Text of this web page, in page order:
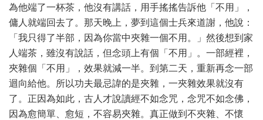
為他端了一杯茶，他沒有講話，用手搖搖告訴他「不用」，
傭人就端回去了。那天晚上，夢到這個士兵來道謝，他說：
「我只得了半部，因為你當中夾雜一個不用。」然後想到家
人端茶，雖沒有說話，但念頭上有個「不用」。一部經裡，
夾雜個「不用」，效果就減一半。到第二天，重新再念一部
迴向給他。所以功夫最忌諱的是夾雜，一夾雜效果就沒有
了。正因為如此，古人才說讀經不如念咒，念咒不如念佛，
因為愈簡單、愈短，不容易夾雜。真正做到不夾雜、不懷